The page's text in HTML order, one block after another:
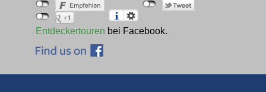
Entdeckertouren bei Facebook.